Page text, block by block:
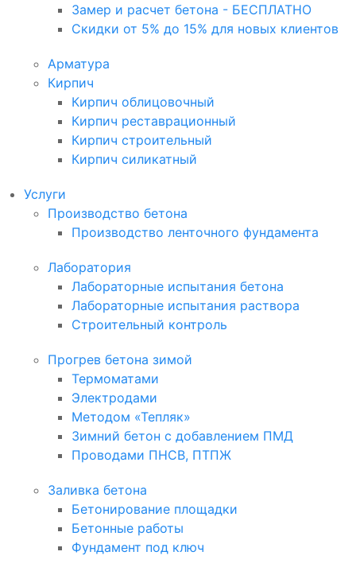
Замер и расчет бетона - БЕСПЛАТНО
Скидки от 5% до 15% для новых клиентов
Арматура
Кирпич
Кирпич облицовочный
Кирпич реставрационный
Кирпич строительный
Кирпич силикатный
Услуги
Производство бетона
Производство ленточного фундамента
Лаборатория
Лабораторные испытания бетона
Лабораторные испытания раствора
Строительный контроль
Прогрев бетона зимой
Термоматами
Электродами
Методом «Тепляк»
Зимний бетон с добавлением ПМД
Проводами ПНСВ, ПТПЖ
Заливка бетона
Бетонирование площадки
Бетонные работы
Фундамент под ключ